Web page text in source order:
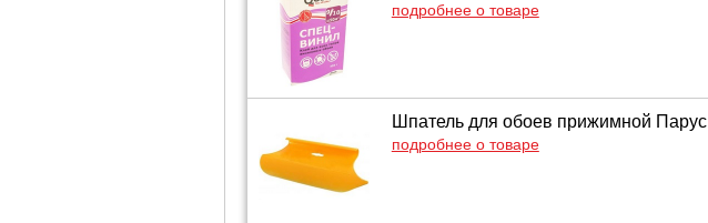
подробнее о товаре
Шпатель для обоев прижимной Парус
подробнее о товаре